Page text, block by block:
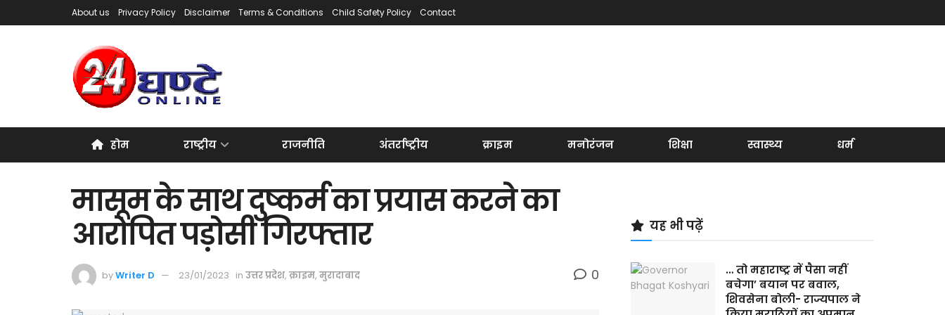
About us Privacy Policy Disclaimer Terms & Conditions Child Safety Policy Contact
होम राष्ट्रीय राजनीति अंतर्राष्ट्रीय क्राइम मनोरंजन शिक्षा स्वास्थ्य धर्म
मासूम के साथ दुष्कर्म का प्रयास करने का
आरोपित पड़ोसी गिरफ्तार
byWriter D 23/01/2023 in उत्तर प्रदेश, क्राइम, मुरादाबाद 0
यह भी पढ़ें
… तो महाराष्ट्र में पैसा नहीं
बचेगा’ बयान पर बवाल,
शिवसेना बोली- राज्यपाल ने